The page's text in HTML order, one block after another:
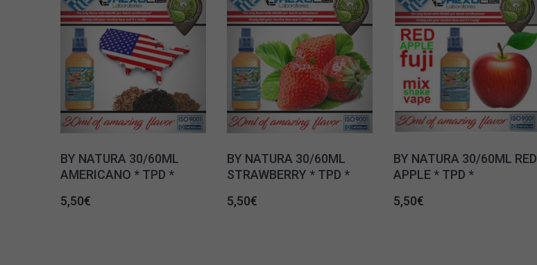
BY NATURA 30/60ML
AMERICANO * TPD *
5,50€
BY NATURA 30/60ML
STRAWBERRY * TPD *
5,50€
BY NATURA 30/60ML RED
APPLE * TPD *
5,50€